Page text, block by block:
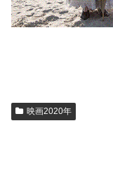
映画2020年